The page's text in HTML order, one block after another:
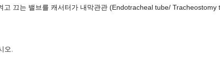
끄는 밸브를 캐서터가 내막관관 (Endotracheal tube/
오.